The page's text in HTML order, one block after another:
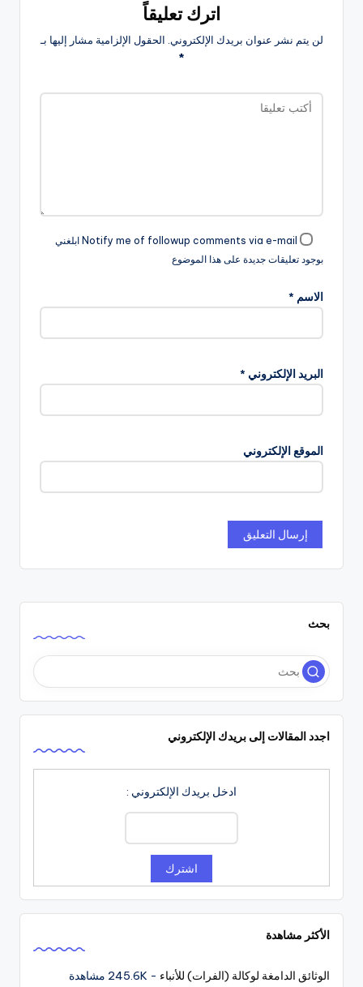
اترك تعليقاً
لن يتم نشر عنوان بريدك الإلكتروني. الحقول الإلزامية مشار إليها بـ
*
Notify me of followup comments via e-mail ابلغني
بوجود تعليقات جديدة على هذا الموضوع
الاسم *
البريد الإلكتروني *
الموقع الإلكتروني
بحث
اجدد المقالات إلى بريدك الإلكتروني
ادخل بريدك الإلكتروني :
الأكثر مشاهدة
الوثائق الدامغة لوكالة (الفرات) للأنباء - 245.6K مشاهدة